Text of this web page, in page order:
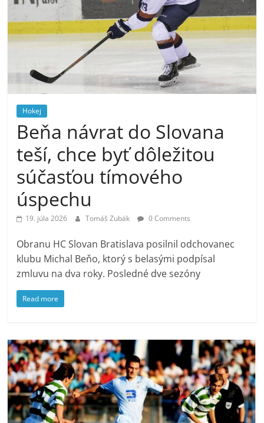
Hokej
Beňa návrat do Slovana
teší, chce byť dôležitou
súčasťou tímového
úspechu
19. júla 2026 Tomáš Zubák 0 Comments
Obranu HC Slovan Bratislava posilnil odchovanec
klubu Michal Beňo, ktorý s belasými podpísal
zmluvu na dva roky. Posledné dve sezóny
Read more